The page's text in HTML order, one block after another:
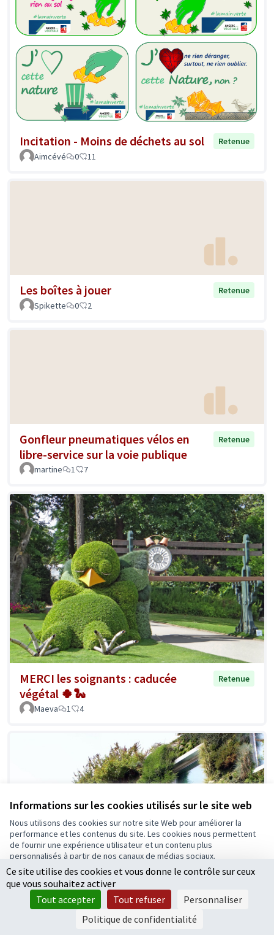
Informations sur les cookies utilisés sur le site web
Nous utilisons des cookies sur notre site Web pour améliorer la
performance et les contenus du site. Les cookies nous permettent
de fournir une expérience utilisateur et un contenu plus
personnalisés à partir de nos canaux de médias sociaux.
Tout accepter
Accepter seulement les cookies essentiels
Paramètres
Incitation - Moins de déchets au sol
Retenue
Aimcévé
0 11
Les boîtes à jouer
Retenue
Spikette
0 2
Gonfleur pneumatiques vélos en
libre-service sur la voie publique
Retenue
martine 1 7
MERCI les soignants : caducée
végétal 🍀🐍
Retenue
Maeva 1 4
Ce site utilise des cookies et vous donne le contrôle sur ceux
que vous souhaitez activer
Tout accepter
Tout refuser
Personnaliser
Politique de confidentialité